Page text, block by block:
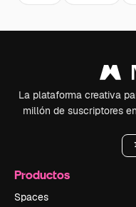
La plataforma creativa
millón de suscriptores
Productos
Spaces